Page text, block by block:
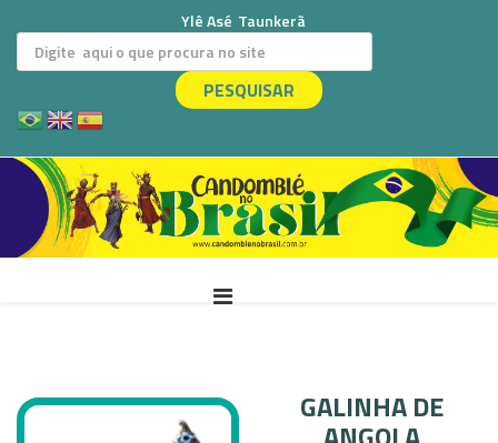
Ylê Asé Taunkerã
PESQUISAR
GALINHA DE